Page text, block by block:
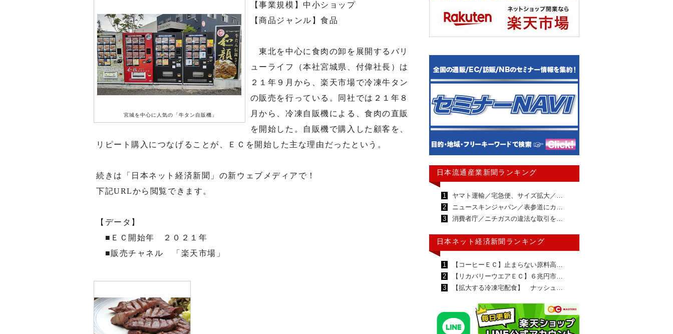
宮城を中心に人気の「牛タン自販機」
【事業規模】中小ショップ
【商品ジャンル】食品
東北を中心に食肉の卸を展開するバリ
ューライフ（本社宮城県、付偉社長）は
２１年９月から、楽天市場で冷凍牛タン
の販売を行っている。同社では２１年８
月から、冷凍自販機による、食肉の直販
を開始した。自販機で購入した顧客を、
リピート購入につなげることが、ＥＣを開始した主な理由だったという。
続きは「日本ネット経済新聞」の新ウェブメディアで！
下記URLから閲覧できます。
【データ】
■ＥＣ開始年 ２０２１年
■販売チャネル 「楽天市場」
日本流通産業新聞ランキング
1
ヤマト運輸／宅急便、サイズ拡大／…
2
ニュースキンジャパン／表参道にカ…
3
消費者庁／ニチガスの違法な取引を…
日本ネット経済新聞ランキング
1
【コーヒーＥＣ】止まらない原料高…
2
【リカバリーウエアＥＣ】６兆円市…
3
【拡大する冷凍宅配食】 ナッシュ…